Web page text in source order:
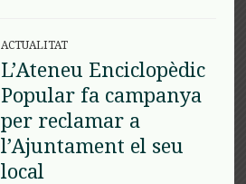
ACTUALITAT
L’Ateneu Enciclopèdic
Popular fa campanya
per reclamar a
l’Ajuntament el seu
local